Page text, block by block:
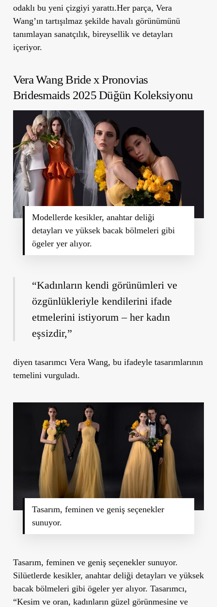
odaklı bu yeni çizgiyi yarattı.Her parça, Vera
Wang’ın tartışılmaz şekilde havalı görünümünü
tanımlayan sanatçılık, bireysellik ve detayları
içeriyor.
Vera Wang Bride x Pronovias
Bridesmaids 2025 Düğün Koleksiyonu
Modellerde kesikler, anahtar deliği
detayları ve yüksek bacak bölmeleri gibi
ögeler yer alıyor.
“Kadınların kendi görünümleri ve
özgünlükleriyle kendilerini ifade
etmelerini istiyorum – her kadın
eşsizdir,”
diyen tasarımcı Vera Wang, bu ifadeyle tasarımlarının
temelini vurguladı.
Tasarım, feminen ve geniş seçenekler
sunuyor.
Tasarım, feminen ve geniş seçenekler sunuyor.
Silüetlerde kesikler, anahtar deliği detayları ve yüksek
bacak bölmeleri gibi ögeler yer alıyor. Tasarımcı,
“Kesim ve oran, kadınların güzel görünmesine ve